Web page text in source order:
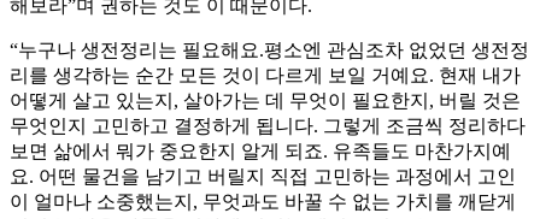
해보라”며 권하는 것도 이 때문이다.
“누구나 생전정리는 필요해요.평소엔 관심조차 없었던 생전정
리를 생각하는 순간 모든 것이 다르게 보일 거예요. 현재 내가
어떻게 살고 있는지, 살아가는 데 무엇이 필요한지, 버릴 것은
무엇인지 고민하고 결정하게 됩니다. 그렇게 조금씩 정리하다
보면 삶에서 뭐가 중요한지 알게 되죠. 유족들도 마찬가지예
요. 어떤 물건을 남기고 버릴지 직접 고민하는 과정에서 고인
이 얼마나 소중했는지, 무엇과도 바꿀 수 없는 가치를 깨닫게